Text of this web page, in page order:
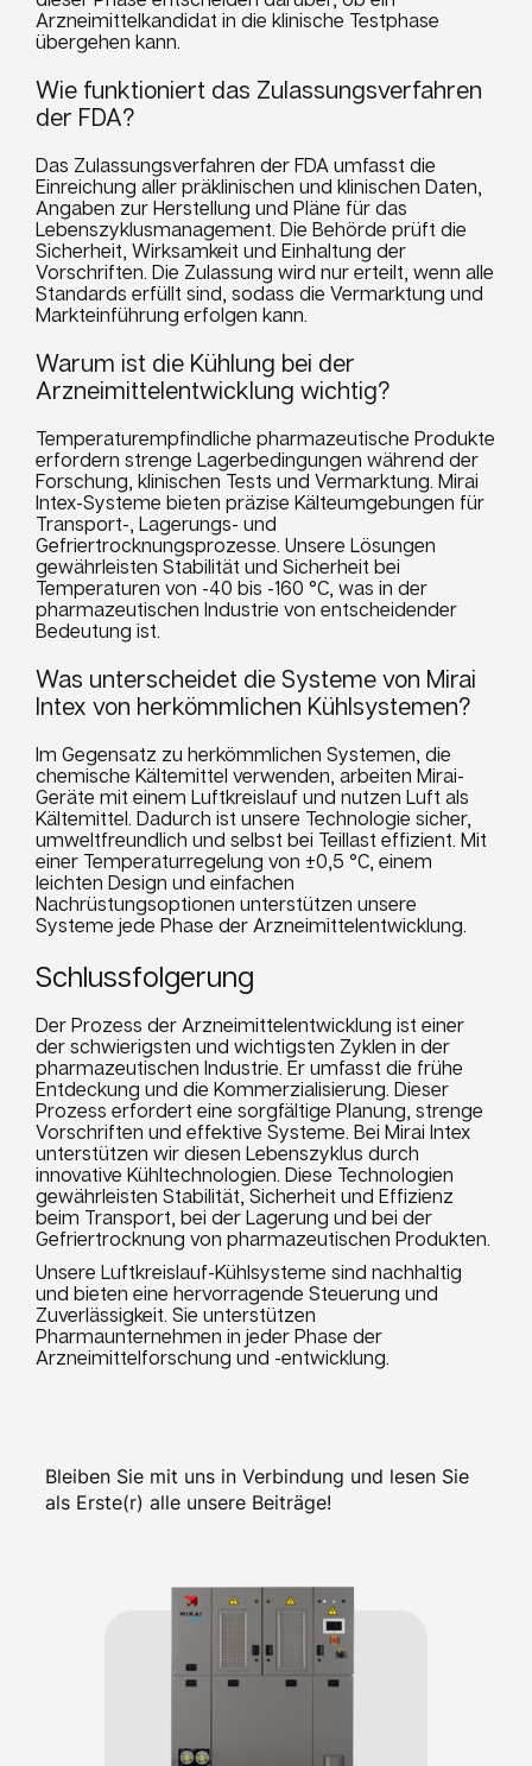
Arzneimittelkandidat in die klinische Testphase
übergehen kann.
Wie funktioniert das Zulassungsverfahren
der FDA?
Das Zulassungsverfahren der FDA umfasst die
Einreichung aller präklinischen und klinischen Daten,
Angaben zur Herstellung und Pläne für das
Lebenszyklusmanagement. Die Behörde prüft die
Sicherheit, Wirksamkeit und Einhaltung der
Vorschriften. Die Zulassung wird nur erteilt, wenn alle
Standards erfüllt sind, sodass die Vermarktung und
Markteinführung erfolgen kann.
Warum ist die Kühlung bei der
Arzneimittelentwicklung wichtig?
Temperaturempfindliche pharmazeutische Produkte
erfordern strenge Lagerbedingungen während der
Forschung, klinischen Tests und Vermarktung. Mirai
Intex-Systeme bieten präzise Kälteumgebungen für
Transport-, Lagerungs- und
Gefriertrocknungsprozesse. Unsere Lösungen
gewährleisten Stabilität und Sicherheit bei
Temperaturen von -40 bis -160 °C, was in der
pharmazeutischen Industrie von entscheidender
Bedeutung ist.
Was unterscheidet die Systeme von Mirai
Intex von herkömmlichen Kühlsystemen?
Im Gegensatz zu herkömmlichen Systemen, die
chemische Kältemittel verwenden, arbeiten Mirai-
Geräte mit einem Luftkreislauf und nutzen Luft als
Kältemittel. Dadurch ist unsere Technologie sicher,
umweltfreundlich und selbst bei Teillast effizient. Mit
einer Temperaturregelung von ±0,5 °C, einem
leichten Design und einfachen
Nachrüstungsoptionen unterstützen unsere
Systeme jede Phase der Arzneimittelentwicklung.
Schlussfolgerung
Der Prozess der Arzneimittelentwicklung ist einer
der schwierigsten und wichtigsten Zyklen in der
pharmazeutischen Industrie. Er umfasst die frühe
Entdeckung und die Kommerzialisierung. Dieser
Prozess erfordert eine sorgfältige Planung, strenge
Vorschriften und effektive Systeme. Bei Mirai Intex
unterstützen wir diesen Lebenszyklus durch
innovative Kühltechnologien. Diese Technologien
gewährleisten Stabilität, Sicherheit und Effizienz
beim Transport, bei der Lagerung und bei der
Gefriertrocknung von pharmazeutischen Produkten.
Unsere Luftkreislauf-Kühlsysteme sind nachhaltig
und bieten eine hervorragende Steuerung und
Zuverlässigkeit. Sie unterstützen
Pharmaunternehmen in jeder Phase der
Arzneimittelforschung und -entwicklung.
Bleiben Sie mit uns in Verbindung und lesen Sie
als Erste(r) alle unsere Beiträge!